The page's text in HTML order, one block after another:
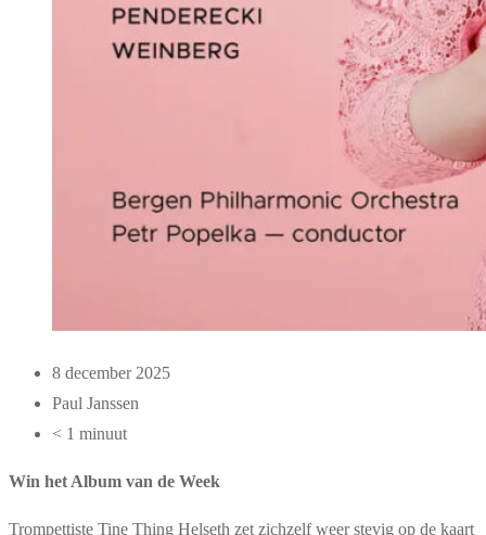
8 december 2025
Paul Janssen
< 1 minuut
Win het Album van de Week
Trompettiste Tine Thing Helseth zet zichzelf weer stevig op de kaart